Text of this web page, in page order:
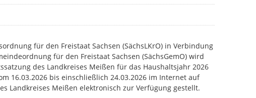
für den Freistaat Sachsen (SächsLKrO) in Verbindung
für den Freistaat Sachsen (SächsGemO) wird
des Landkreises Meißen für das Haushaltsjahr 2026
16.03.2026 bis einschließlich 24.03.2026 im Internet auf
Landkreises Meißen elektronisch zur Verfügung gestellt.